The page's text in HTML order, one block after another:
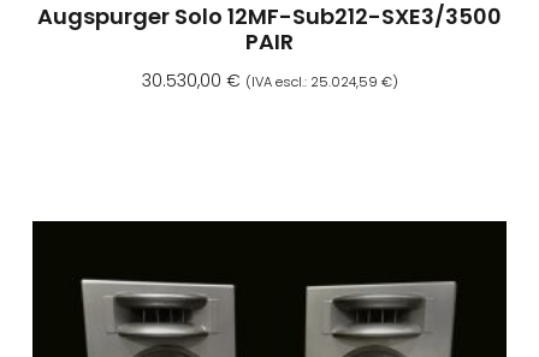
Augspurger Solo 12MF-Sub212-SXE3/3500
PAIR
30.530,00 € (IVA escl.: 25.024,59 €)